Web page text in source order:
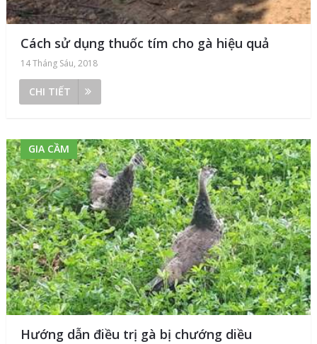
Cách sử dụng thuốc tím cho gà hiệu quả
14 Tháng Sáu, 2018
CHI TIẾT
GIA CẦM
Hướng dẫn điều trị gà bị chướng diều